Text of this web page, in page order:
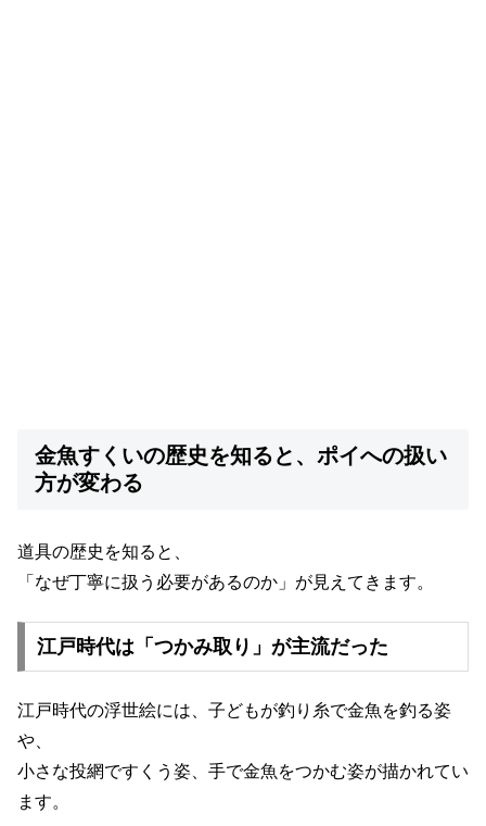
金魚すくいの歴史を知ると、ポイへの扱い
方が変わる
道具の歴史を知ると、
「なぜ丁寧に扱う必要があるのか」が見えてきます。
江戸時代は「つかみ取り」が主流だった
江戸時代の浮世絵には、子どもが釣り糸で金魚を釣る姿
や、
小さな投網ですくう姿、手で金魚をつかむ姿が描かれてい
ます。